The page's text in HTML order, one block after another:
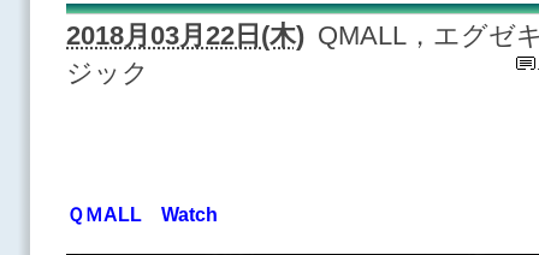
2018月03月22日(木) QMALL，エグゼ
ジック
ＱＭALL Watch